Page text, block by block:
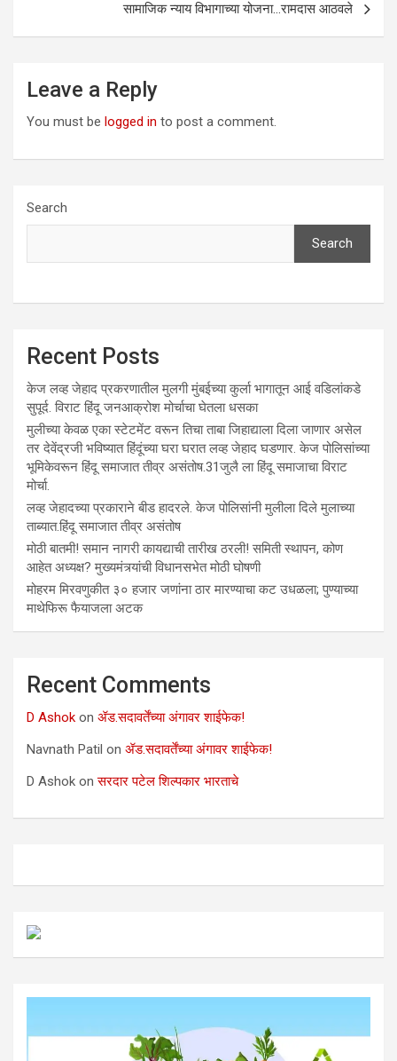
सामाजिक न्याय विभागाच्या योजना…रामदास आठवले
Leave a Reply
You must be logged in to post a comment.
Search
Search
Recent Posts
केज लव्ह जेहाद प्रकरणातील मुलगी मुंबईच्या कुर्ला भागातून आई वडिलांकडे
सुपूर्द. विराट हिंदू जनआक्रोश मोर्चाचा घेतला धसका
मुलीच्या केवळ एका स्टेटमेंट वरून तिचा ताबा जिहाद्याला दिला जाणार असेल
तर देवेंद्रजी भविष्यात हिंदूंच्या घरा घरात लव्ह जेहाद घडणार. केज पोलिसांच्या
भूमिकेवरून हिंदू समाजात तीव्र असंतोष.31जुलै ला हिंदू समाजाचा विराट
मोर्चा.
लव्ह जेहादच्या प्रकाराने बीड हादरले. केज पोलिसांनी मुलीला दिले मुलाच्या
ताब्यात.हिंदू समाजात तीव्र असंतोष
मोठी बातमी! समान नागरी कायद्याची तारीख ठरली! समिती स्थापन, कोण
आहेत अध्यक्ष? मुख्यमंत्र्यांची विधानसभेत मोठी घोषणी
मोहरम मिरवणुकीत ३० हजार जणांना ठार मारण्‍याचा कट उधळला; पुण्‍याच्‍या
माथेफिरू फैयाजला अटक
Recent Comments
D Ashok on ॲड.सदावर्तेंच्या अंगावर शाईफेक!
Navnath Patil on ॲड.सदावर्तेंच्या अंगावर शाईफेक!
D Ashok onसरदार पटेल शिल्पकार भारताचे